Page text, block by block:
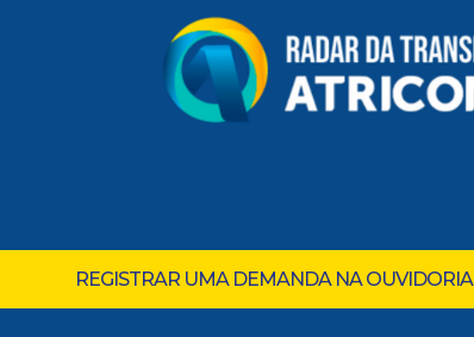
REGISTRAR UMA DEMANDA NA OUVIDORIA